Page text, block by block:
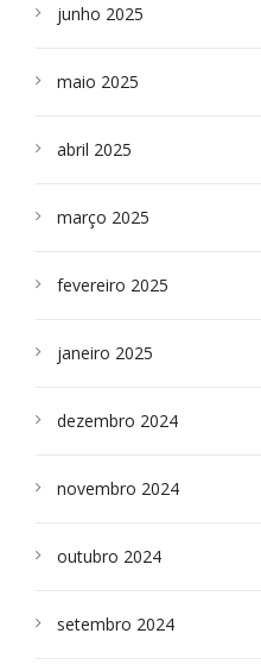
junho 2025
maio 2025
abril 2025
março 2025
fevereiro 2025
janeiro 2025
dezembro 2024
novembro 2024
outubro 2024
setembro 2024